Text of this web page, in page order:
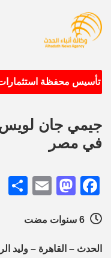
تأسيس محفظة استثمارات
جيمي جان لويس
في مصر
Facebook
الحدث – القاهرة – وليد